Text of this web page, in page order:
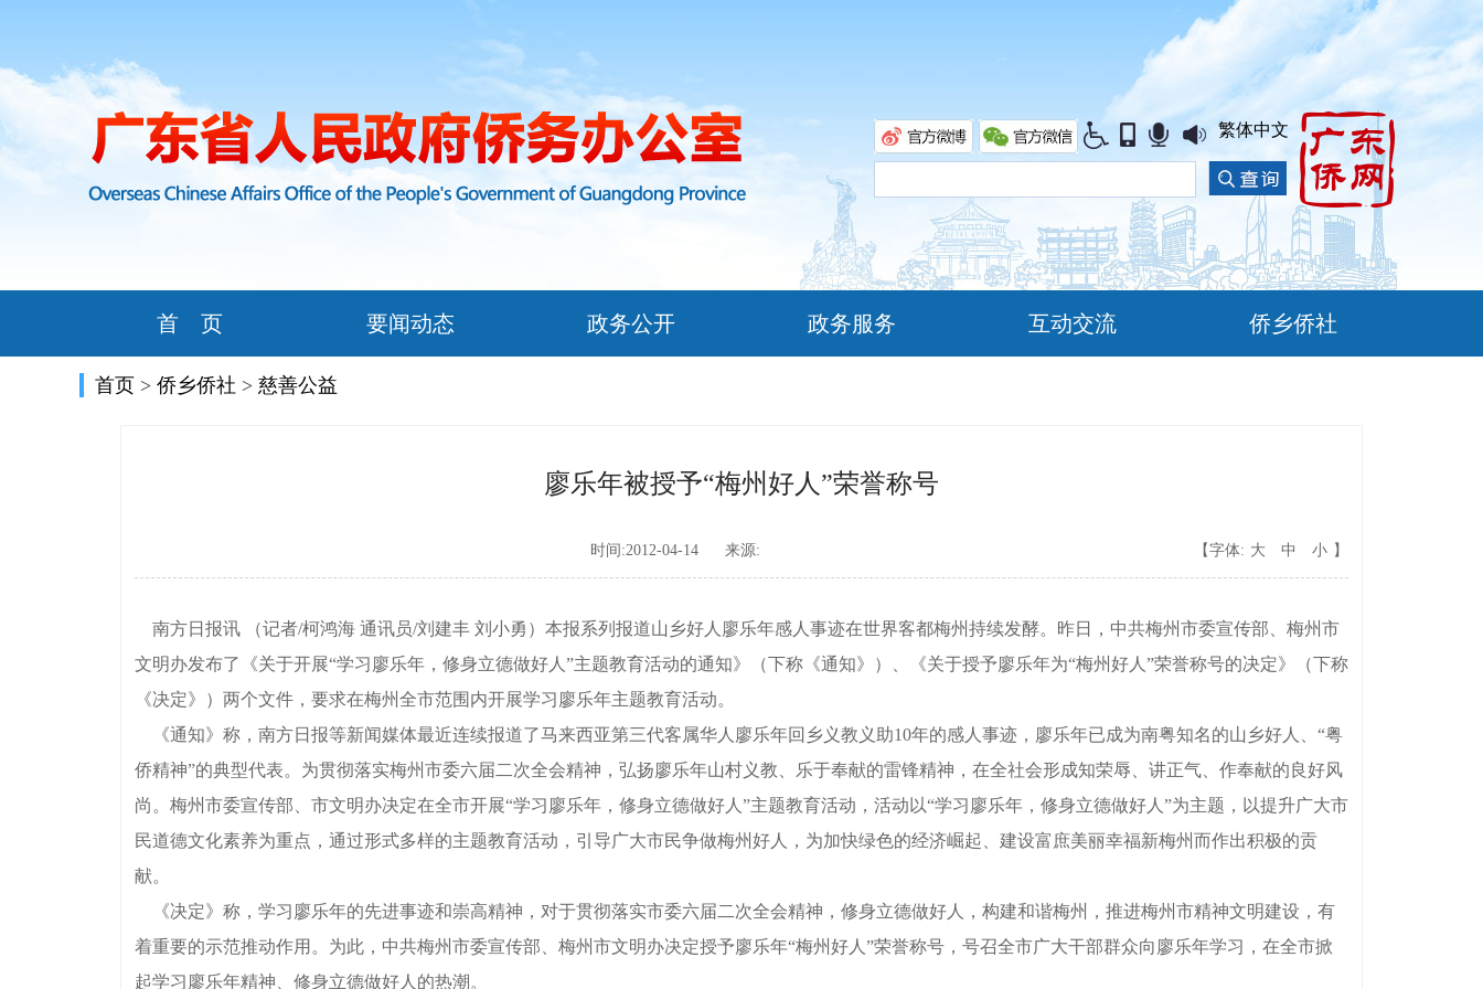
繁体中文
首 页 要闻动态 政务公开 政务服务 互动交流 侨乡侨社
首页 > 侨乡侨社 > 慈善公益
廖乐年被授予“梅州好人”荣誉称号
时间:2012-04-14 来源: 【字体: 大 中 小 】
南方日报讯 （记者/柯鸿海 通讯员/刘建丰 刘小勇）本报系列报道山乡好人廖乐年感人事迹在世界客都梅州持续发酵。昨日，中共梅州市委宣传部、梅州市
文明办发布了《关于开展“学习廖乐年，修身立德做好人”主题教育活动的通知》（下称《通知》）、《关于授予廖乐年为“梅州好人”荣誉称号的决定》（下称
《决定》）两个文件，要求在梅州全市范围内开展学习廖乐年主题教育活动。
《通知》称，南方日报等新闻媒体最近连续报道了马来西亚第三代客属华人廖乐年回乡义教义助10年的感人事迹，廖乐年已成为南粤知名的山乡好人、“粤
侨精神”的典型代表。为贯彻落实梅州市委六届二次全会精神，弘扬廖乐年山村义教、乐于奉献的雷锋精神，在全社会形成知荣辱、讲正气、作奉献的良好风
尚。梅州市委宣传部、市文明办决定在全市开展“学习廖乐年，修身立德做好人”主题教育活动，活动以“学习廖乐年，修身立德做好人”为主题，以提升广大市
民道德文化素养为重点，通过形式多样的主题教育活动，引导广大市民争做梅州好人，为加快绿色的经济崛起、建设富庶美丽幸福新梅州而作出积极的贡
献。
《决定》称，学习廖乐年的先进事迹和崇高精神，对于贯彻落实市委六届二次全会精神，修身立德做好人，构建和谐梅州，推进梅州市精神文明建设，有
着重要的示范推动作用。为此，中共梅州市委宣传部、梅州市文明办决定授予廖乐年“梅州好人”荣誉称号，号召全市广大干部群众向廖乐年学习，在全市掀
起学习廖乐年精神、修身立德做好人的热潮。